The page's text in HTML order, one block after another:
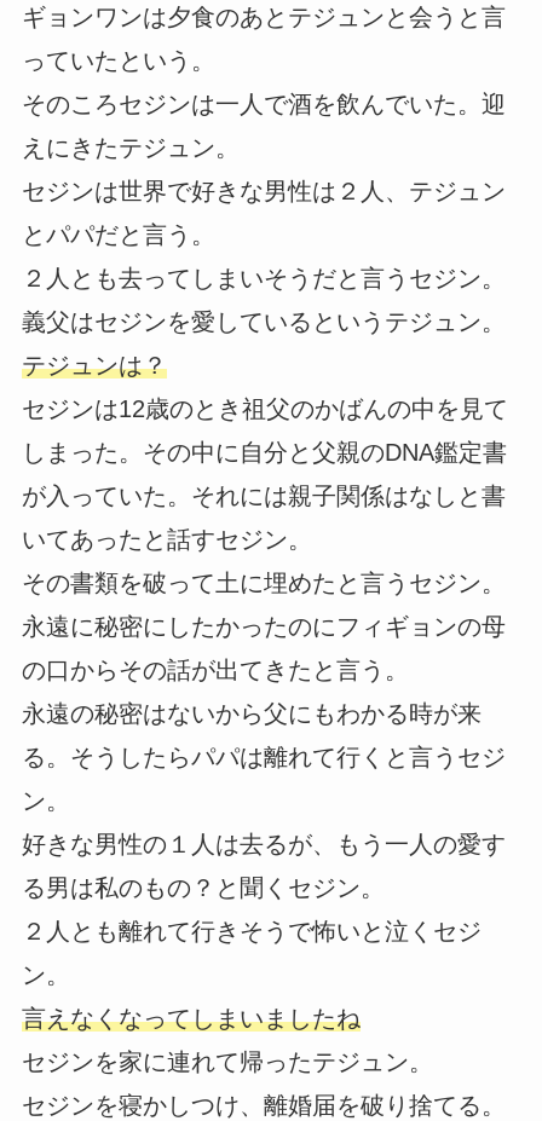
ギョンワンは夕食のあとテジュンと会うと言
っていたという。
そのころセジンは一人で酒を飲んでいた。迎
えにきたテジュン。
セジンは世界で好きな男性は２人、テジュン
とパパだと言う。
２人とも去ってしまいそうだと言うセジン。
義父はセジンを愛しているというテジュン。
テジュンは？
セジンは12歳のとき祖父のかばんの中を見て
しまった。その中に自分と父親のDNA鑑定書
が入っていた。それには親子関係はなしと書
いてあったと話すセジン。
その書類を破って土に埋めたと言うセジン。
永遠に秘密にしたかったのにフィギョンの母
の口からその話が出てきたと言う。
永遠の秘密はないから父にもわかる時が来
る。そうしたらパパは離れて行くと言うセジ
ン。
好きな男性の１人は去るが、もう一人の愛す
る男は私のもの？と聞くセジン。
２人とも離れて行きそうで怖いと泣くセジ
ン。
言えなくなってしまいましたね
セジンを家に連れて帰ったテジュン。
セジンを寝かしつけ、離婚届を破り捨てる。